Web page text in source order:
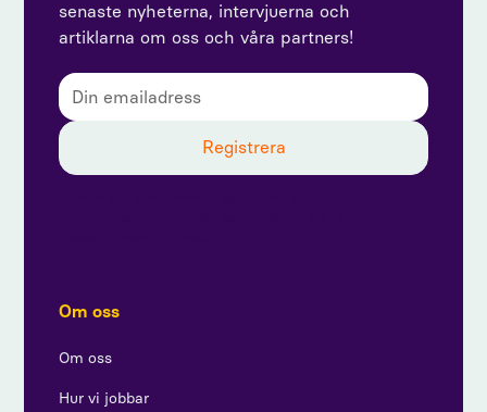
senaste nyheterna, intervjuerna och
artiklarna om oss och våra partners!
Om oss
Om oss
Hur vi jobbar